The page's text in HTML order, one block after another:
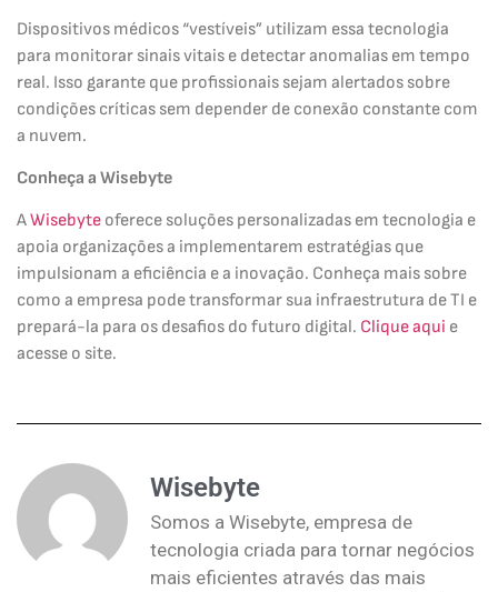
Dispositivos médicos “vestíveis” utilizam essa tecnologia
para monitorar sinais vitais e detectar anomalias em tempo
real. Isso garante que profissionais sejam alertados sobre
condições críticas sem depender de conexão constante com
a nuvem.
Conheça a Wisebyte
AWisebyte oferece soluções personalizadas em tecnologia e
apoia organizações a implementarem estratégias que
impulsionam a eficiência e a inovação. Conheça mais sobre
como a empresa pode transformar sua infraestrutura de TI e
prepará-la para os desafios do futuro digital. Clique aqui e
acesse o site.
Wisebyte
Somos a Wisebyte, empresa de
tecnologia criada para tornar negócios
mais eficientes através das mais